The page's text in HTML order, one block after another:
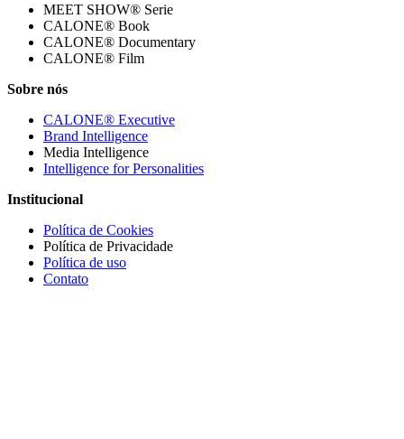
MEET SHOW® Serie
CALONE® Book
CALONE® Documentary
CALONE® Film
Sobre nós
CALONE® Executive
Brand Intelligence
Media Intelligence
Intelligence for Personalities
Institucional
Política de Cookies
Política de Privacidade
Política de uso
Contato